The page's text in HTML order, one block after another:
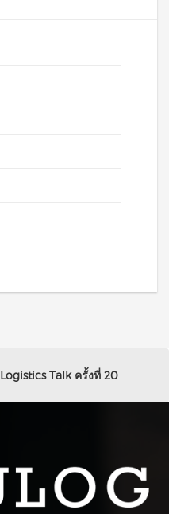
Logistics Talk ครั้งที่ 20